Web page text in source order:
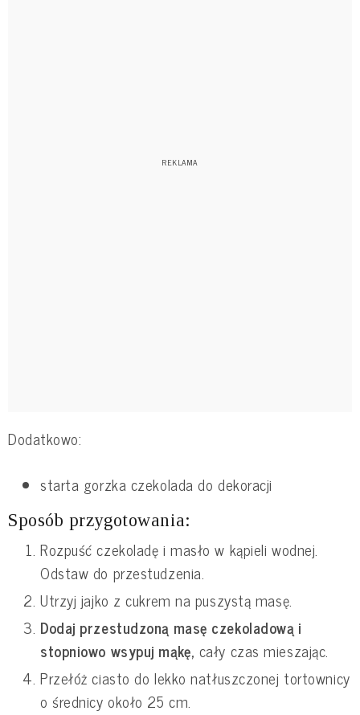
Dodatkowo:
starta gorzka czekolada do dekoracji
Sposób przygotowania:
Rozpuść czekoladę i masło w kąpieli wodnej.
Odstaw do przestudzenia.
Utrzyj jajko z cukrem na puszystą masę.
Dodaj przestudzoną masę czekoladową i
stopniowo wsypuj mąkę, cały czas mieszając.
Przełóż ciasto do lekko natłuszczonej tortownicy
o średnicy około 25 cm.